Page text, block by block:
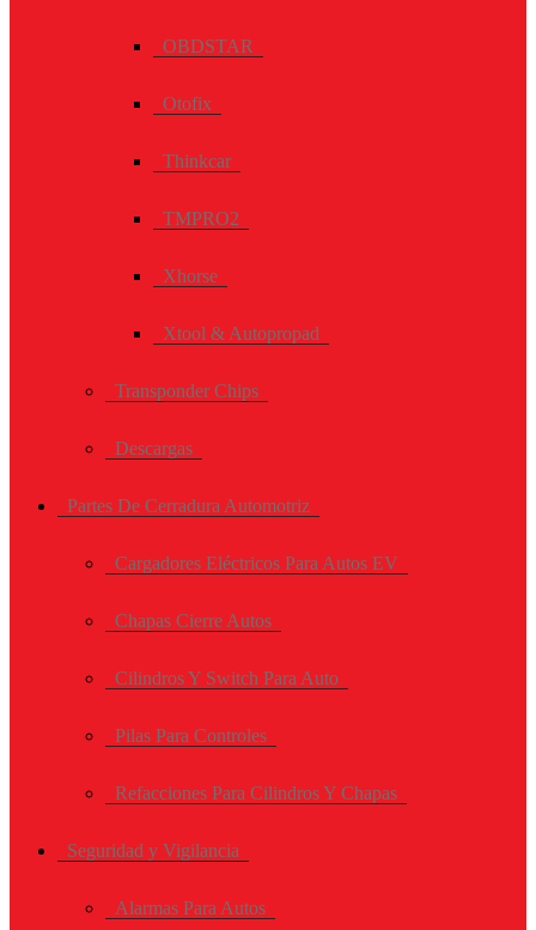
OBDSTAR
Otofix
Thinkcar
TMPRO2
Xhorse
Xtool & Autopropad
Transponder Chips
Descargas
Partes De Cerradura Automotriz
Cargadores Eléctricos Para Autos EV
Chapas Cierre Autos
Cilindros Y Switch Para Auto
Pilas Para Controles
Refacciones Para Cilindros Y Chapas
Seguridad y Vigilancia
Alarmas Para Autos